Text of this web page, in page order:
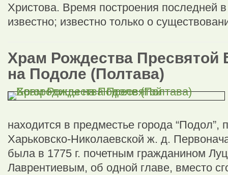
Христова. Время построения последней в
известно; известно только о
Храм Рождества Пресвятой
на Подоле (Полтава)
находится в предместье города “Подол”,
Харьковско-Николаевской ж. д.
была в 1775 г. почетным гражданином
Лаврентиевым, об одной главе, вместо